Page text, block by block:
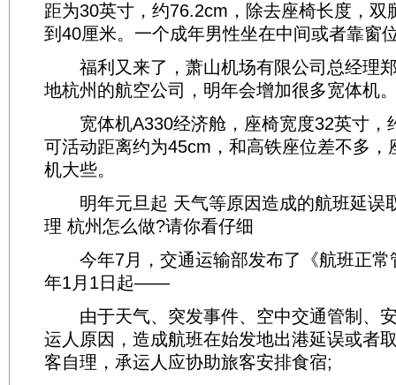
距为30英寸，约76.2cm，除去座椅长度，双
到40厘米。一个成年男性坐在中间或者靠窗
福利又来了，萧山机场有限公司总经理
地杭州的航空公司，明年会增加很多宽体机
宽体机A330经济舱，座椅宽度32英寸，
可活动距离约为45cm，和高铁座位差不多，
机大些。
明年元旦起 天气等原因造成的航班延误
理 杭州怎么做?请你看仔细
今年7月，交通运输部发布了《航班正常
年1月1日起——
由于天气、突发事件、空中交通管制、
运人原因，造成航班在始发地出港延误或者
客自理，承运人应协助旅客安排食宿;